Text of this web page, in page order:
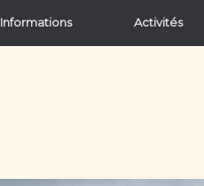
Informations Activités